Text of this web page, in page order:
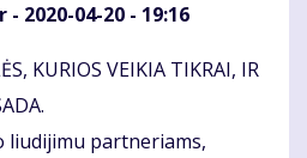
- 2020-04-20 - 19:16
KURIOS VEIKIA TIKRAI, IR
liudijimu partneriams,